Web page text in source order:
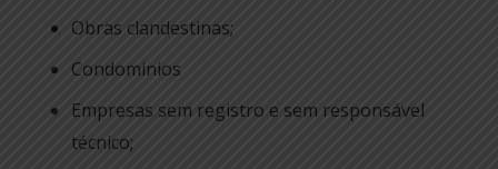
Obras clandestinas;
Condominios
Empresas sem registro e sem responsável
técnico;